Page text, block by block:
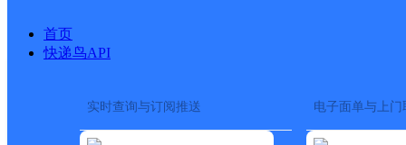
首页
快递鸟API
实时查询与订阅推送 电子面单与上门